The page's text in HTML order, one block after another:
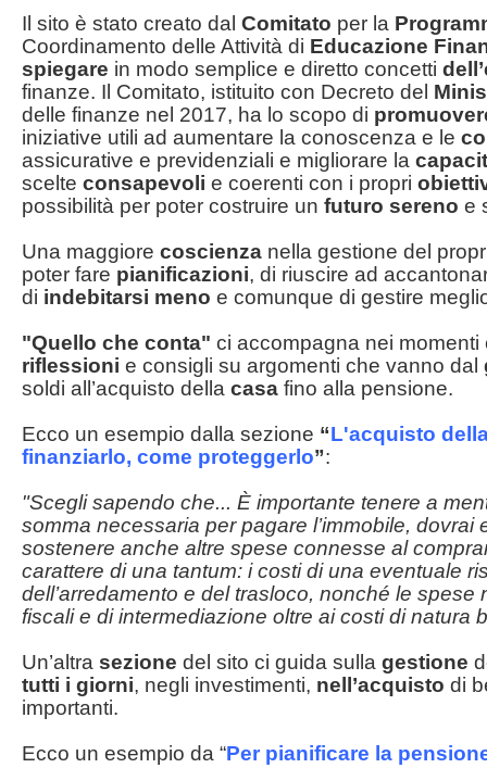
Il sito è stato creato dal Comitato per la
Coordinamento delle Attività di Educazione
spiegare in modo semplice e diretto concetti
finanze. Il Comitato, istituito con Decreto del
delle finanze nel 2017, ha lo scopo di
iniziative utili ad aumentare la conoscenza e le
assicurative e previdenziali e migliorare la
scelte consapevoli e coerenti con i propri
possibilità per poter costruire un futuro sereno e
Una maggiore coscienza nella gestione del
poter fare pianificazioni, di riuscire ad
di indebitarsi meno e comunque di gestire
"Quello che conta" ci accompagna nei
riflessioni e consigli su argomenti che vanno dal
soldi all’acquisto della casa fino alla pensione.
Ecco un esempio dalla sezione “L'acquisto
finanziarlo, come proteggerlo”:
"Scegli sapendo che... È importante tenere a
somma necessaria per pagare l’immobile, dovrai
sostenere anche altre spese connesse al
carattere di una tantum: i costi di una eventuale
dell’arredamento e del trasloco, nonché le spese
fiscali e di intermediazione oltre ai costi di natura
Un’altra sezione del sito ci guida sulla gestione
tutti i giorni, negli investimenti, nell’acquisto di
importanti.
Ecco un esempio da “Per pianificare la